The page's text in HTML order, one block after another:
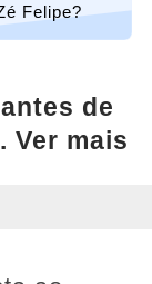
Felipe?
de
Ver mais